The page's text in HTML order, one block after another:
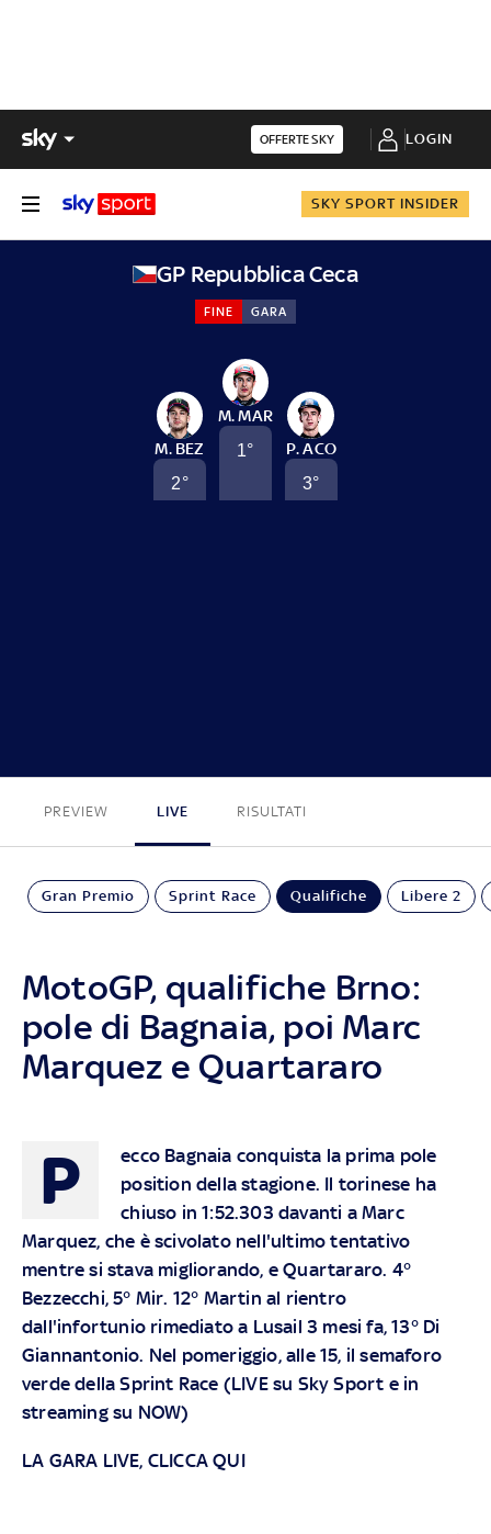
OFFERTE SKY LOGIN
SKY SPORT INSIDER
GP Repubblica Ceca
FINE GARA
M. MAR
1°
M. BEZ
2°
P. ACO
3°
PREVIEW LIVE RISULTATI
Gran Premio Sprint Race Qualifiche Libere 2
MotoGP, qualifiche Brno:
pole di Bagnaia, poi Marc
Marquez e Quartararo
P
ecco Bagnaia conquista la prima pole
position della stagione. Il torinese ha
chiuso in 1:52.303 davanti a Marc
Marquez, che è scivolato nell'ultimo tentativo
mentre si stava migliorando, e Quartararo. 4°
Bezzecchi, 5° Mir. 12° Martin al rientro
dall'infortunio rimediato a Lusail 3 mesi fa, 13° Di
Giannantonio. Nel pomeriggio, alle 15, il semaforo
verde della Sprint Race (LIVE su Sky Sport e in
streaming su NOW)
LA GARA LIVE, CLICCA QUI